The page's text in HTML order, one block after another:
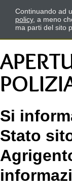
Si
Stato
Continuando ad
policy, a meno
ma parti del sito